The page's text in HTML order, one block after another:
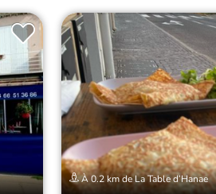
À 0.2 km de La Table d’Hanae